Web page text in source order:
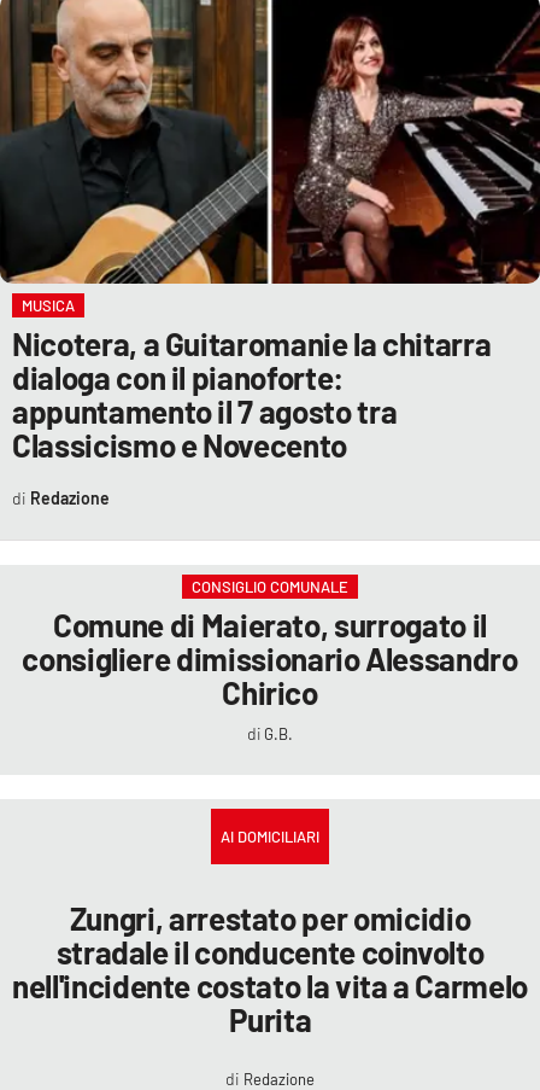
MUSICA
Nicotera, a Guitaromanie la chitarra
dialoga con il pianoforte:
appuntamento il 7 agosto tra
Classicismo e Novecento
Redazione
CONSIGLIO COMUNALE
Comune di Maierato, surrogato il
consigliere dimissionario Alessandro
Chirico
G.B.
AI DOMICILIARI
Zungri, arrestato per omicidio
stradale il conducente coinvolto
nell'incidente costato la vita a Carmelo
Purita
Redazione